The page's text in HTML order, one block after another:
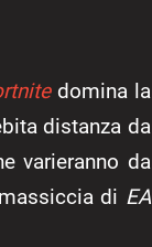
domina la
distanza da
varieranno da
di EA